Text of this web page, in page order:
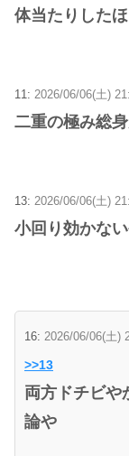
体当たりした
11: 2026/06/06(土)
二重の極み総
13: 2026/06/06(土)
小回り効かな
16: 2026/06/06(土)
>>13
両方ドチビや
論や